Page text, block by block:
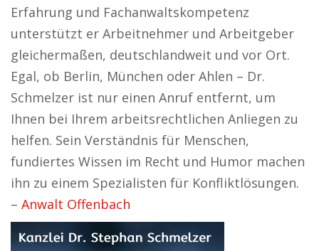
Erfahrung und Fachanwaltskompetenz
unterstützt er Arbeitnehmer und Arbeitgeber
gleichermaßen, deutschlandweit und vor Ort.
Egal, ob Berlin, München oder Ahlen – Dr.
Schmelzer ist nur einen Anruf entfernt, um
Ihnen bei Ihrem arbeitsrechtlichen Anliegen zu
helfen. Sein Verständnis für Menschen,
fundiertes Wissen im Recht und Humor machen
ihn zu einem Spezialisten für Konfliktlösungen.
– Anwalt Offenbach